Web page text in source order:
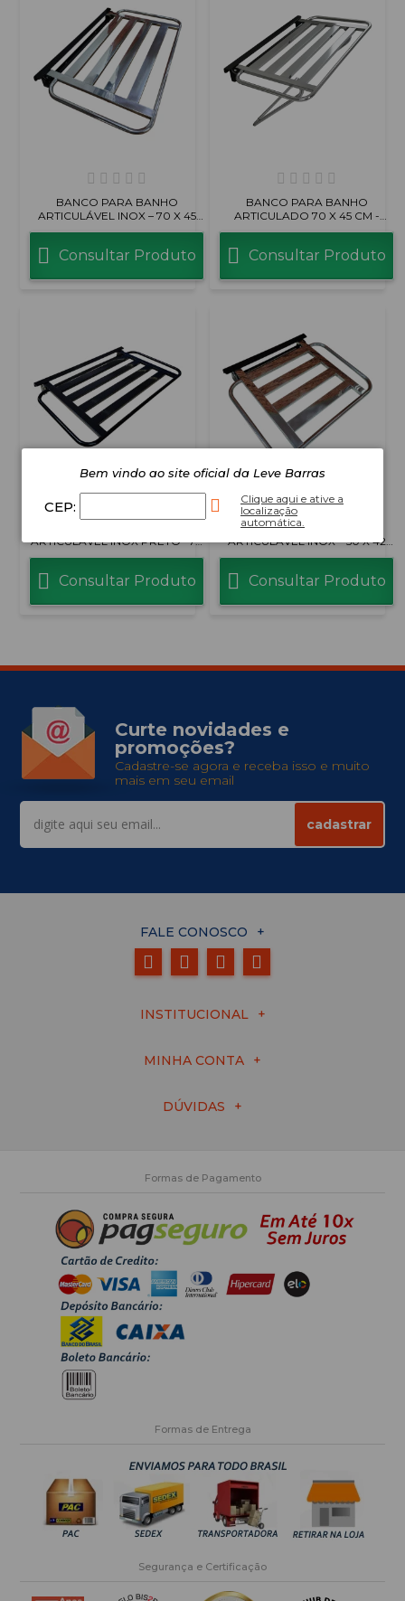
BANCO PARA BANHO
ARTICULÁVEL INOX – 70 X 45
CM
Consultar Produto
BANCO PARA BANHO
ARTICULADO 70 X 45 CM -
INOX COM PÉ
Consultar Produto
ARTICULÁVEL INOX PRETO– 70
Consultar Produto
BANCO PARA BANHO
ARTICULÁVEL INOX – 50 X 42
Consultar Produto
Curte novidades e
promoções?
Cadastre-se agora e receba isso e muito
mais em seu email
cadastrar
FALE CONOSCO
INSTITUCIONAL
MINHA CONTA
DÚVIDAS
Formas de Pagamento
Formas de Entrega
Segurança e Certificação
Bem vindo ao site oficial da Leve Barras
CEP:
Clique aqui e ative a
localização
automática.